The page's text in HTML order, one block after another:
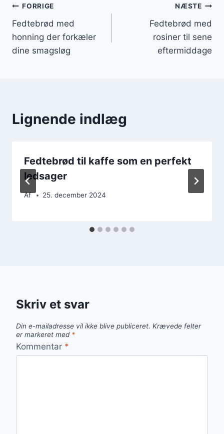
Indlægsnavigation
FORRIGE
Fedtebrød med
honning der forkæler
dine smagsløg
NÆSTE
Fedtebrød med
rosiner til sene
eftermiddage
Lignende indlæg
Fedtebrød til kaffe som en perfekt
ledsager
Af 25. december 2024
Skriv et svar
Din e-mailadresse vil ikke blive publiceret. Krævede felter
er markeret med *
Kommentar *